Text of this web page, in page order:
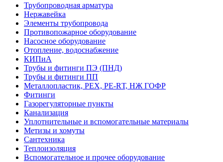
Трубопроводная арматура
Нержавейка
Элементы трубопровода
Противопожарное оборудование
Насосное оборудование
Отопление, водоснабжение
КИПиА
Трубы и фитинги ПЭ (ПНД)
Трубы и фитинги ПП
Металлопластик, РЕХ, РЕ-RТ, НЖ ГОФР
Фитинги
Газорегуляторные пункты
Канализация
Уплотнительные и вспомогательные материалы
Метизы и хомуты
Сантехника
Теплоизоляция
Вспомогательное и прочее оборудование